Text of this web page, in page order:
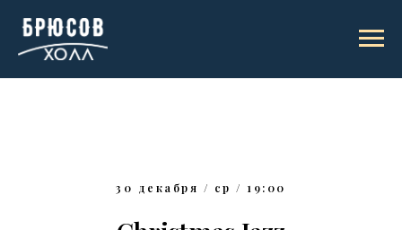
30 декабря / ср / 19:00